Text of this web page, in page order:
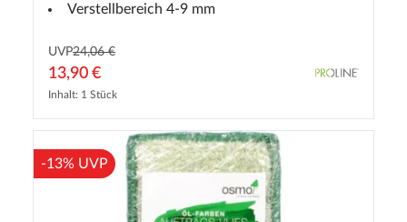
Verstellbereich 4-9 mm
UVP24,06 €
13,90 €
Inhalt: 1 Stück
-13% UVP